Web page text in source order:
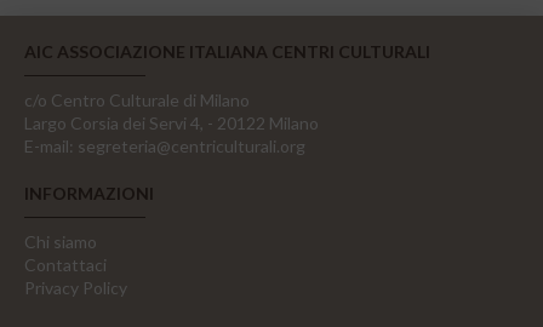
AIC ASSOCIAZIONE ITALIANA CENTRI CULTURALI
c/o Centro Culturale di Milano
Largo Corsia dei Servi 4, - 20122 Milano
E-mail: segreteria@centriculturali.org
INFORMAZIONI
Chi siamo
Contattaci
Privacy Policy